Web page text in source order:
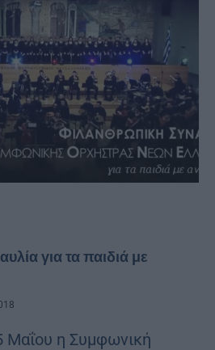
για τα παιδιά με
Μαΐου η Συμφωνική